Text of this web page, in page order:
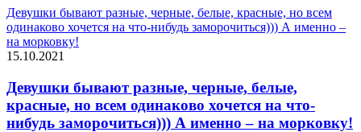
Девушки бывают разные, черные, белые, красные, но всем
одинаково хочется на что-нибудь заморочиться))) А именно –
на морковку!
15.10.2021
Девушки бывают разные, черные, белые,
красные, но всем одинаково хочется на что-
нибудь заморочиться))) А именно – на морковку!